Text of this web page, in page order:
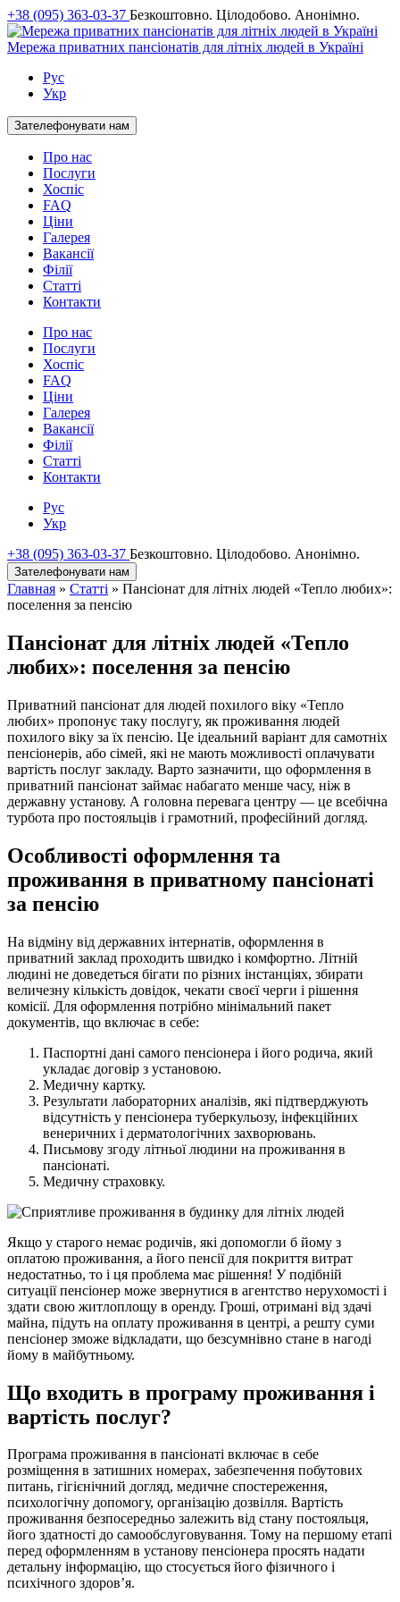
+38 (095) 363-03-37 Безкоштовно. Цілодобово. Анонімно.
Мережа приватних пансіонатів для літніх людей в Україні
Рус
Укр
Зателефонувати нам
Про нас
Послуги
Хоспіс
FAQ
Ціни
Галерея
Вакансії
Філії
Статті
Контакти
Про нас
Послуги
Хоспіс
FAQ
Ціни
Галерея
Вакансії
Філії
Статті
Контакти
Рус
Укр
+38 (095) 363-03-37 Безкоштовно. Цілодобово. Анонімно.
Зателефонувати нам
Главная » Статті » Пансіонат для літніх людей «Тепло любих»:
поселення за пенсію
Пансіонат для літніх людей «Тепло
любих»: поселення за пенсію
Приватний пансіонат для людей похилого віку «Тепло
любих» пропонує таку послугу, як проживання людей
похилого віку за їх пенсію. Це ідеальний варіант для самотніх
пенсіонерів, або сімей, які не мають можливості оплачувати
вартість послуг закладу. Варто зазначити, що оформлення в
приватний пансіонат займає набагато менше часу, ніж в
державну установу. А головна перевага центру — це всебічна
турбота про постояльців і грамотний, професійний догляд.
Особливості оформлення та
проживання в приватному пансіонаті
за пенсію
На відміну від державних інтернатів, оформлення в
приватний заклад проходить швидко і комфортно. Літній
людині не доведеться бігати по різних інстанціях, збирати
величезну кількість довідок, чекати своєї черги і рішення
комісії. Для оформлення потрібно мінімальний пакет
документів, що включає в себе:
Паспортні дані самого пенсіонера і його родича, який
укладає договір з установою.
Медичну картку.
Результати лабораторних аналізів, які підтверджують
відсутність у пенсіонера туберкульозу, інфекційних
венеричних і дерматологічних захворювань.
Письмову згоду літньої людини на проживання в
пансіонаті.
Медичну страховку.
Якщо у старого немає родичів, які допомогли б йому з
оплатою проживання, а його пенсії для покриття витрат
недостатньо, то і ця проблема має рішення! У подібній
ситуації пенсіонер може звернутися в агентство нерухомості і
здати свою житлоплощу в оренду. Гроші, отримані від здачі
майна, підуть на оплату проживання в центрі, а решту суми
пенсіонер зможе відкладати, що безсумнівно стане в нагоді
йому в майбутньому.
Що входить в програму проживання і
вартість послуг?
Програма проживання в пансіонаті включає в себе
розміщення в затишних номерах, забезпечення побутових
питань, гігієнічний догляд, медичне спостереження,
психологічну допомогу, організацію дозвілля. Вартість
проживання безпосередньо залежить від стану постояльця,
його здатності до самообслуговування. Тому на першому етапі
перед оформленням в установу пенсіонера просять надати
детальну інформацію, що стосується його фізичного і
психічного здоров’я.